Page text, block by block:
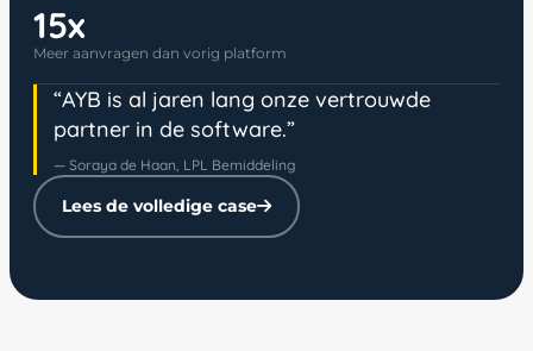
15x
Meer aanvragen dan vorig platform
“AYB is al jaren lang onze vertrouwde
partner in de software.”
— Soraya de Haan, LPL Bemiddeling
Lees de volledige case